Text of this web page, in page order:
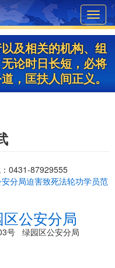
及相关的机构、组
论时日长短，必将
，匡扶人间正义。
0431-87929555
分局迫害致死法轮功学员范
公安分局
号 绿园区公安分局